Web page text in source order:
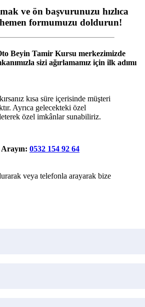
ve ön başvurunuzu hızlıca
formumuzu doldurun!
Beyin Tamir Kursu merkezimizde
sizi ağırlamamız için ilk adımı
kısa süre içerisinde müşteri
Ayrıca gelecekteki özel
özel imkânlar sunabiliriz.
0532 154 92 64
veya telefonla arayarak bize